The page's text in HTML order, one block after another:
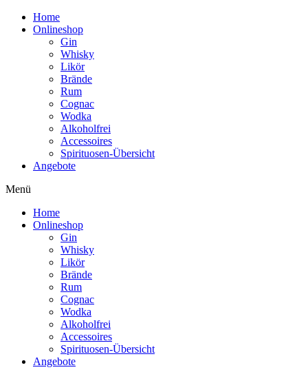
Home
Onlineshop
Gin
Whisky
Likör
Brände
Rum
Cognac
Wodka
Alkoholfrei
Accessoires
Spirituosen-Übersicht
Angebote
Menü
Home
Onlineshop
Gin
Whisky
Likör
Brände
Rum
Cognac
Wodka
Alkoholfrei
Accessoires
Spirituosen-Übersicht
Angebote